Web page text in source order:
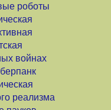
роботы
войнах
реализма